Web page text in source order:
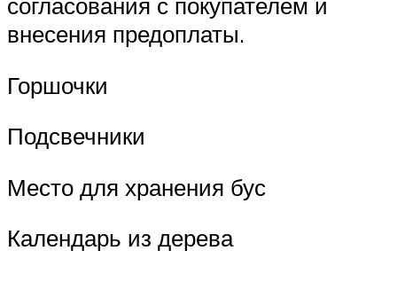
внесения предоплаты.
Горшочки
Подсвечники
Место для хранения бус
Календарь из дерева